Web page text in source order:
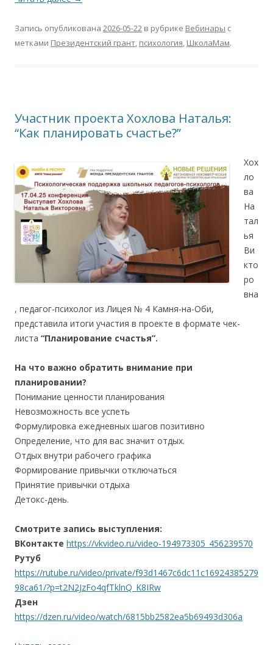
Запись опубликована 2026-05-22 в рубрике Вебинары с
метками Президентский грант, психология, ШколаМам.
Участник проекта Хохлова Наталья:
“Как планировать счастье?”
Хох
ло
ва
На
тал
ья
Ви
кто
ро
вна
, педагог-психолог из Лицея № 4 Камня-на-Оби,
представила итоги участия в проекте в формате чек-
листа “Планирование счастья”.
На что важно обратить внимание при
планировании?
Понимание ценности планирования
Невозможность все успеть
Формулировка ежедневных шагов позитивно
Определение, что для вас значит отдых.
Отдых внутри рабочего графика
Формирование привычки отключаться
Принятие привычки отдыха
Детокс-день.
Смотрите запись выступления:
ВКонтакте https://vkvideo.ru/video-194973305_456239570
Рутуб
https://rutube.ru/video/private/f93d1467c6dc11c16924385279
98ca61/?p=t2N2JzFo4qfTklnQ_K8IRw
Дзен
https://dzen.ru/video/watch/6815bb2582ea5b69493d306a